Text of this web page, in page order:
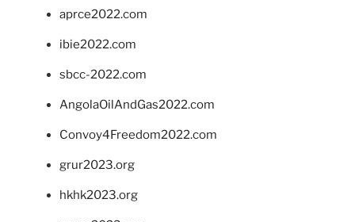
aprce2022.com
ibie2022.com
sbcc-2022.com
AngolaOilAndGas2022.com
Convoy4Freedom2022.com
grur2023.org
hkhk2023.org